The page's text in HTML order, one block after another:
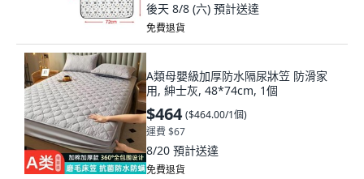
後天 8/8 (六) 預計送達
免費退貨
A類母嬰級加厚防水隔尿牀笠 防滑家
用, 紳士灰, 48*74cm, 1個
$464 ($464.00/1個)
運費 $67
8/20 預計送達
免費退貨